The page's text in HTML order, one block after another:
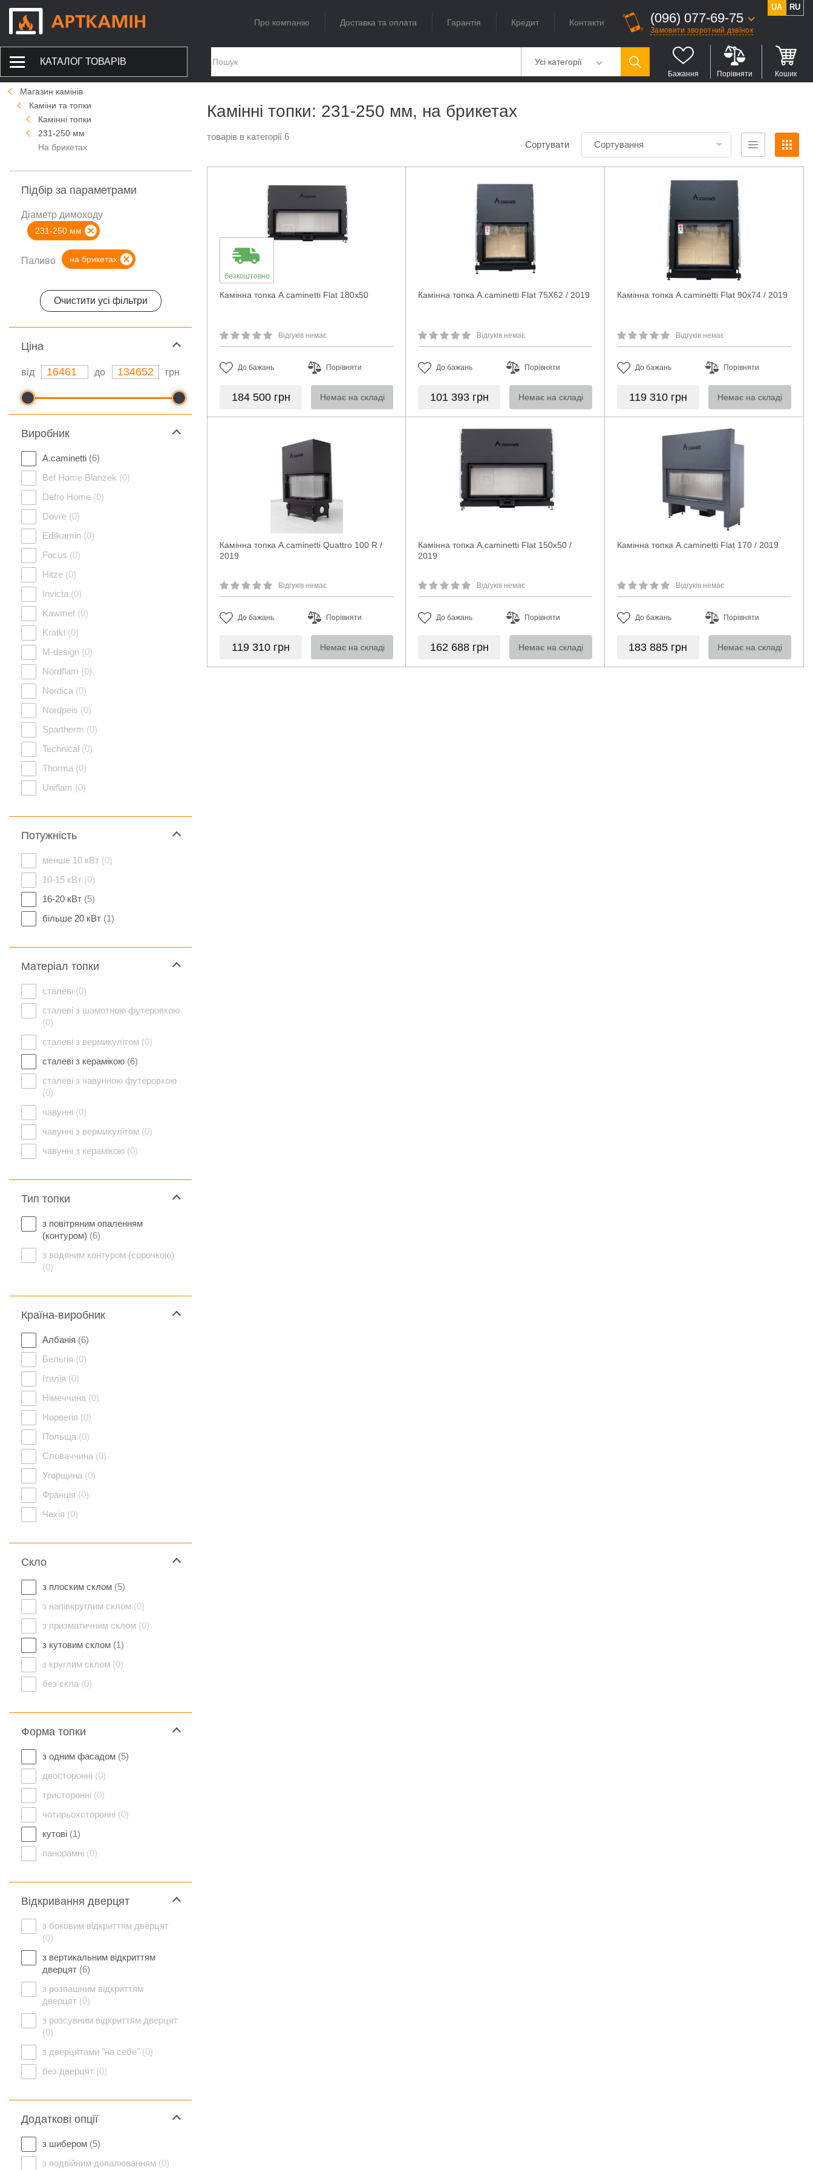
Про компанію Доставка та оплата Гарантія Кредит Контакти (096) 077-69-75
Замовити зворотний дзвінок
UA RU
КАТАЛОГ ТОВАРІВ Усі категорії
Бажання Порівняти Кошик
Магазин камінів
Каміни та топки
Камінні топки
231-250 мм
На брикетах
Підбір за параметрами
Діаметр димоходу
231-250 мм
Паливо на брикетах
Очистити усі фільтри
Ціна
від до грн
Виробник
A.caminetti (6)
Bef Home Blanzek (0)
Defro Home (0)
Dovre (0)
Edilkamin (0)
Focus (0)
Hitze (0)
Invicta (0)
Kawmet (0)
Kratki (0)
M-design (0)
Nordflam (0)
Nordica (0)
Nordpeis (0)
Spartherm (0)
Technical (0)
Thorma (0)
Uniflam (0)
Потужність
менше 10 кВт (0)
10-15 кВт (0)
16-20 кВт (5)
більше 20 кВт (1)
Матеріал топки
сталеві (0)
сталеві з шамотною футеровкою
(0)
сталеві з вермикулітом (0)
сталеві з керамікою (6)
сталеві з чавунною футеровкою
(0)
чавунні (0)
чавунні з вермикулітом (0)
чавунні з керамікою (0)
Тип топки
з повітряним опаленням
(контуром) (6)
з водяним контуром (сорочкою)
(0)
Країна-виробник
Албанія (6)
Бельгія (0)
Італія (0)
Німеччина (0)
Норвегія (0)
Польща (0)
Словаччина (0)
Угорщина (0)
Франція (0)
Чехія (0)
Скло
з плоским склом (5)
з напівкруглим склом (0)
з призматичним склом (0)
з кутовим склом (1)
з круглим склом (0)
без скла (0)
Форма топки
з одним фасадом (5)
двосторонні (0)
тристоронні (0)
чотирьохсторонні (0)
кутові (1)
панорамні (0)
Відкривання дверцят
з боковим відкриттям дверцят
(0)
з вертикальним відкриттям
дверцят (6)
з розпашним відкриттям
дверцят (0)
з розсувним відкриттям дверцят
(0)
з дверцятами "на себе" (0)
без дверцят (0)
Додаткові опції
з шибером (5)
з подвійним допалюванням (0)
Камінні топки: 231-250 мм, на брикетах
товарів в категорії 6
Сортувати Сортування
безкоштовно
Камінна топка A.caminetti Flat 180x50
Відгуків немає
До бажань Порівняти
184 500 грн Немає на складі
Камінна топка A.caminetti Flat 75X62 / 2019
Відгуків немає
До бажань Порівняти
101 393 грн Немає на складі
Камінна топка A.caminetti Flat 90x74 / 2019
Відгуків немає
До бажань Порівняти
119 310 грн Немає на складі
Камінна топка A.caminetti Quattro 100 R /
2019
Відгуків немає
До бажань Порівняти
119 310 грн Немає на складі
Камінна топка A.caminetti Flat 150x50 /
2019
Відгуків немає
До бажань Порівняти
162 688 грн Немає на складі
Камінна топка A.caminetti Flat 170 / 2019
Відгуків немає
До бажань Порівняти
183 885 грн Немає на складі